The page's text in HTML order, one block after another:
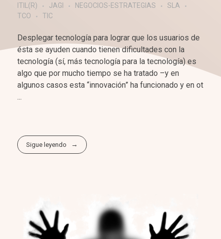
ITIL(R)
JAGI NEGOCIOS-ESTRATEGIAS
SLA
TCO
TIC
Desplegar tecnología para lograr que los usuarios de
ésta se ayuden cuando tienen dificultades con la
tecnología (sí, más tecnología para la tecnología) es
algo que por mucho tiempo se ha tratado –y en
algunos casos esta “innovación” ha funcionado y en ot
...
Sigue leyendo